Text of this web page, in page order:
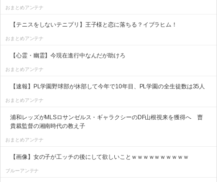
おまとめアンテナ
【テニスをしないテニプリ】王子様と恋に落ちる？イブラヒム！
おまとめアンテナ
【心霊・幽霊】今現在進行中なんだが助けろ
おまとめアンテナ
【速報】PL学園野球部が休部して今年で10年目、PL学園の全生徒数は35人
おまとめアンテナ
浦和レッズがMLSロサンゼルス・ギャラクシーのDF山根視来を獲得へ 曺
貴裁監督の湘南時代の教え子
おまとめアンテナ
【画像】女の子が工ッチの後にして欲しいことｗｗｗｗｗｗｗｗｗｗ
ブルーアンテナ